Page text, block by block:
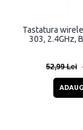
Tastatura
303, 2.4GHz,
52,99 Lei